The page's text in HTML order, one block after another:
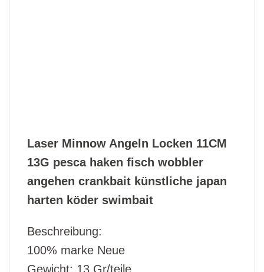
Laser Minnow Angeln Locken 11CM
13G pesca haken fisch wobbler
angehen crankbait künstliche japan
harten köder swimbait
Beschreibung:
100% marke Neue
Gewicht: 13 Gr/teile